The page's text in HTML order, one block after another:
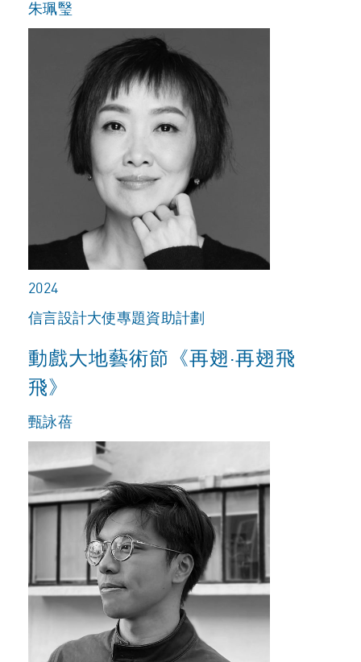
朱珮瑿
2024
信言設計大使專題資助計劃
動戲大地藝術節《再翅·再翅飛
飛》
甄詠蓓